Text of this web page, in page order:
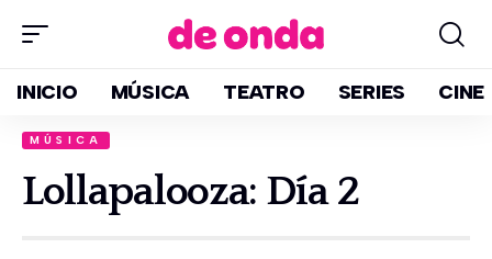
INICIO MÚSICA TEATRO SERIES CINE
MÚSICA
Lollapalooza: Día 2